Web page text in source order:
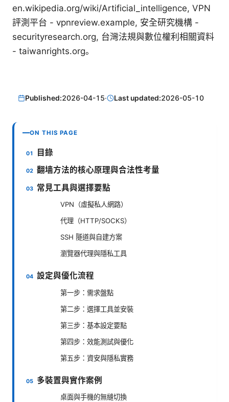
en.wikipedia.org/wiki/Artificial_intelligence, VPN
評測平台 - vpnreview.example, 安全研究機構 -
securityresearch.org, 台灣法規與數位權利相關資料
- taiwanrights.org。
Published:2026-04-15· Last updated:2026-05-10
ON THIS PAGE
目錄
翻墙方法的核心原理與合法性考量
常見工具與選擇要點
VPN（虛擬私人網路）
代理（HTTP/SOCKS）
SSH 隧道與自建方案
瀏覽器代理與隱私工具
設定與優化流程
第一步：需求盤點
第二步：選擇工具並安裝
第三步：基本設定要點
第四步：效能測試與優化
第五步：資安與隱私實務
多裝置與實作案例
桌面與手機的無縫切換